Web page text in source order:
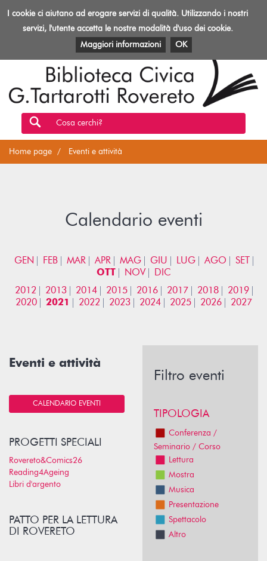
Toggle
Biblioteca
Rovereto
EVENTI E ATTIVITÀ PATRIMONIO E RISORSE
Cosa cerchi?
Home page Eventi e attività
Calendario eventi
GEN FEB MAR APR MAG GIU LUG AGO
SET
OTT
NOV
DIC
2012
2013 2014 2015 2016 2017 2018
2019
2020
2021 2022 2023 2024 2025 2026 2027
Eventi e attività
CALENDARIO EVENTI
PROGETTI SPECIALI
Rovereto&Comics26
Reading4Ageing
Libri d'argento
PATTO PER LA LETTURA
DI ROVERETO
Filtro eventi
TIPOLOGIA
Conferenza /
Seminario / Corso
Lettura
Mostra
Musica
Presentazione
Spettacolo
Altro
I cookie ci aiutano ad erogare servizi di qualità. Utilizzando i nostri
servizi, l'utente accetta le nostre modalità d'uso dei cookie.
Maggiori informazioni
OK